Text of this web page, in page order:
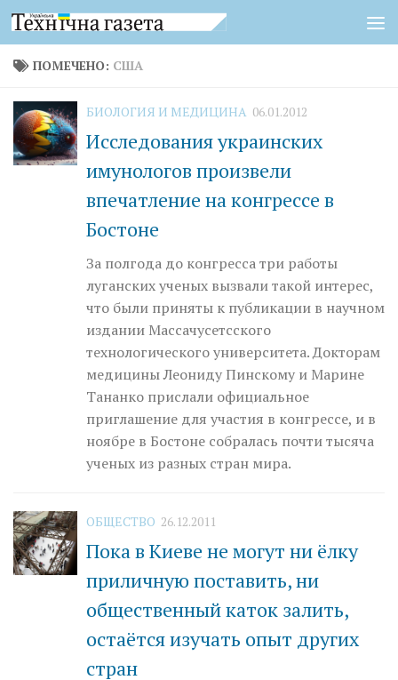
Перейти к содержимому
ПОМЕЧЕНО: США
БИОЛОГИЯ И МЕДИЦИНА 06.01.2012
Исследования украинских
имунологов произвели
впечатление на конгрессе в
Бостоне
За полгода до конгресса три работы
луганских ученых вызвали такой интерес,
что были приняты к публикации в научном
издании Массачусетсского
технологического университета. Докторам
медицины Леониду Пинскому и Марине
Тананко прислали официальное
приглашение для участия в конгрессе, и в
ноябре в Бостоне собралась почти тысяча
ученых из разных стран мира.
ОБЩЕСТВО 26.12.2011
Пока в Киеве не могут ни ёлку
приличную поставить, ни
общественный каток залить,
остаётся изучать опыт других
стран